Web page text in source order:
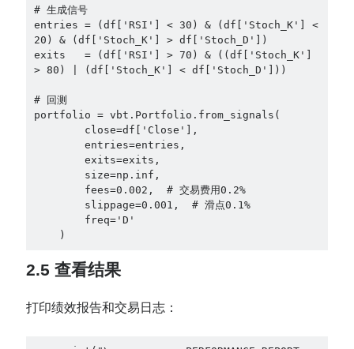
# 生成信号
entries = (df['RSI'] < 30) & (df['Stoch_K'] <
20) & (df['Stoch_K'] > df['Stoch_D'])
exits   = (df['RSI'] > 70) & ((df['Stoch_K']
> 80) | (df['Stoch_K'] < df['Stoch_D']))
# 回测
portfolio = vbt.Portfolio.from_signals(
        close=df['Close'],
        entries=entries,
        exits=exits,
        size=np.inf,
        fees=0.002,  # 交易费用0.2%
        slippage=0.001,  # 滑点0.1%
        freq='D'
    )
2.5 查看结果
打印绩效报告和交易日志：